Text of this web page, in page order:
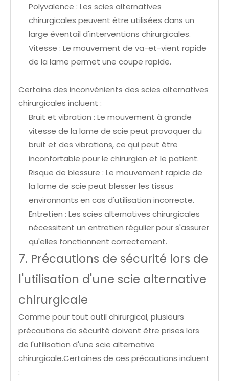
Polyvalence : Les scies alternatives
chirurgicales peuvent être utilisées dans un
large éventail d'interventions chirurgicales.
Vitesse : Le mouvement de va-et-vient rapide
de la lame permet une coupe rapide.
Certains des inconvénients des scies alternatives
chirurgicales incluent :
Bruit et vibration : Le mouvement à grande
vitesse de la lame de scie peut provoquer du
bruit et des vibrations, ce qui peut être
inconfortable pour le chirurgien et le patient.
Risque de blessure : Le mouvement rapide de
la lame de scie peut blesser les tissus
environnants en cas d'utilisation incorrecte.
Entretien : Les scies alternatives chirurgicales
nécessitent un entretien régulier pour s'assurer
qu'elles fonctionnent correctement.
7. Précautions de sécurité lors de
l'utilisation d'une scie alternative
chirurgicale
Comme pour tout outil chirurgical, plusieurs
précautions de sécurité doivent être prises lors
de l'utilisation d'une scie alternative
chirurgicale.Certaines de ces précautions incluent
: